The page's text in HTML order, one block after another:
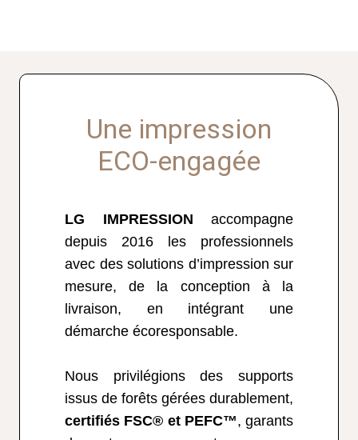
Une impression
ECO-engagée
LG IMPRESSION accompagne
depuis 2016 les professionnels
avec des solutions d’impression sur
mesure, de la conception à la
livraison, en intégrant une
démarche écoresponsable.
Nous privilégions des supports
issus de forêts gérées durablement,
certifiés FSC® et PEFC™, garants